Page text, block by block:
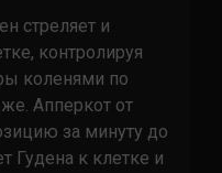
стреляет и
контролируя
коленями по
Апперкот от
за минуту до
Гудена к клетке и